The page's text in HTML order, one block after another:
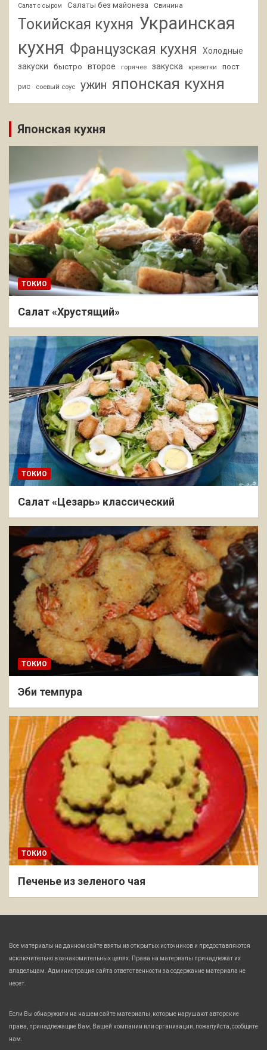
Салат с сыром Салаты без майонеза Свинина
Токийская кухня Украинская
кухня Французская кухня
Холодные
закуски
быстро второе горячее закуска креветки пост
рис соевый соус ужин японская кухня
Японская кухня
ТОКИО
Салат «Хрустящий»
ТОКИО
Салат «Цезарь» классический
ТОКИО
Эби темпура
ТОКИО
Печенье из зеленого чая
Все материалы на данном сайте взяты из открытых источников и предоставляются
исключительно в ознакомительных целях. Права на материалы принадлежат их
владельцам. Администрация сайта ответственности за содержание материала не
несет.
Если Вы обнаружили на нашем сайте материалы, которые нарушают авторские
права, принадлежащие Вам, Вашей компании или организации, пожалуйста, сообщите
нам.